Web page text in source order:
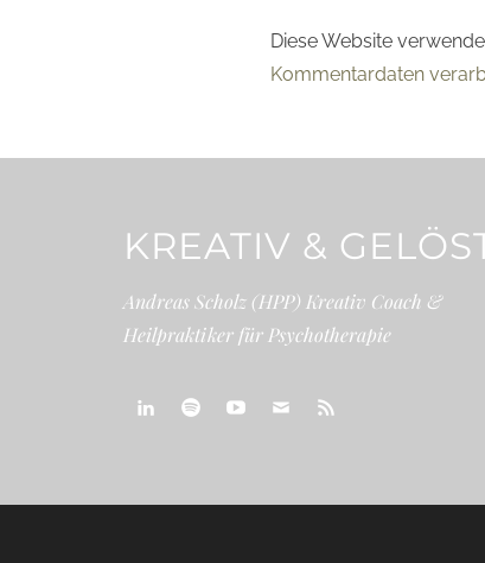
Diese Website
Kommentardaten
KREATIV &
Andreas Scholz (HPP) Kreativ Coach &
Heilpraktiker für Psychotherapie